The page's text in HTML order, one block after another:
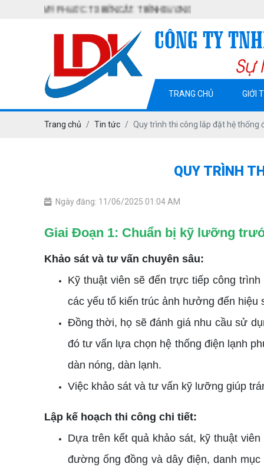
PHƯỚC. TX BẾN CÁT. T BÌNH DƯƠNG
TRANG CHỦ GIỚI
Trang chủ Tin tức Quy trình thi công lắp đặt hệ thống
QUY TRÌNH
Ngày đăng: 11/06/2025 01:04 AM
Giai Đoạn 1: Chuẩn bị kỹ lưỡng
Khảo sát và tư vấn chuyên sâu:
Kỹ thuật viên sẽ đến trực tiếp công
các yếu tố kiến trúc ảnh hưởng đến hiệu
Đồng thời, họ sẽ đánh giá nhu cầu sử
đó tư vấn lựa chọn hệ thống điện lạnh
dàn nóng, dàn lạnh.
Việc khảo sát và tư vấn kỹ lưỡng giúp
Lập kế hoạch thi công chi tiết:
Dựa trên kết quả khảo sát, kỹ thuật
đường ống đồng và dây điện, danh